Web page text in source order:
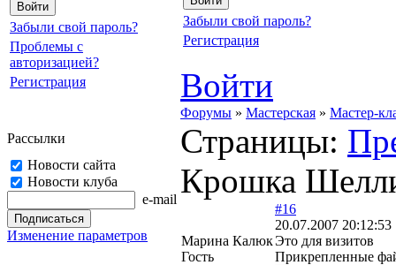
Забыли свой пароль?
Проблемы с
авторизацией?
Регистрация
Рассылки
Новости сайта
Новости клуба
e-mail
Изменение параметров
Забыли свой пароль?
Регистрация
Войти
Форумы » Мастерская » Мастер-
Страницы:
Крошка
Марина Калюк
Гость
#16
20.07.2007 20:12:53
Это для визитов
Прикрепленные